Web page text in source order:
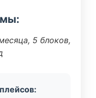
5 блоков,